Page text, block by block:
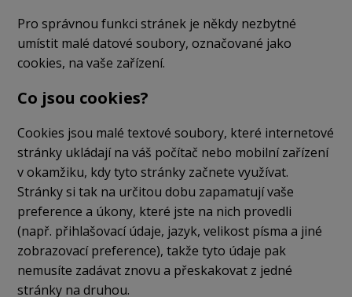
Pro správnou funkci stránek je někdy nezbytné
umístit malé datové soubory, označované jako
cookies, na vaše zařízení.
Co jsou cookies?
Cookies jsou malé textové soubory, které internetové
stránky ukládají na váš počítač nebo mobilní zařízení
v okamžiku, kdy tyto stránky začnete využívat.
Stránky si tak na určitou dobu zapamatují vaše
preference a úkony, které jste na nich provedli
(např. přihlašovací údaje, jazyk, velikost písma a jiné
zobrazovací preference), takže tyto údaje pak
nemusíte zadávat znovu a přeskakovat z jedné
stránky na druhou.